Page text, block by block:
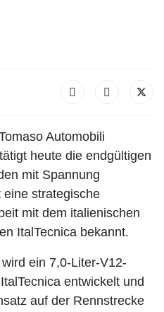
Automobili
heute die endgültigen
mit Spannung
strategische
mit dem italienischen
ItalTecnica bekannt.
ein 7,0-Liter-V12-
entwickelt und
auf der Rennstrecke